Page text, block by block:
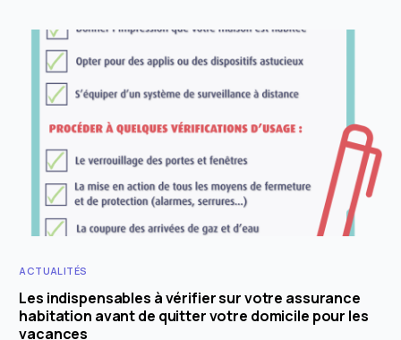
ACTUALITÉS
Les indispensables à vérifier sur votre assurance
habitation avant de quitter votre domicile pour les
vacances